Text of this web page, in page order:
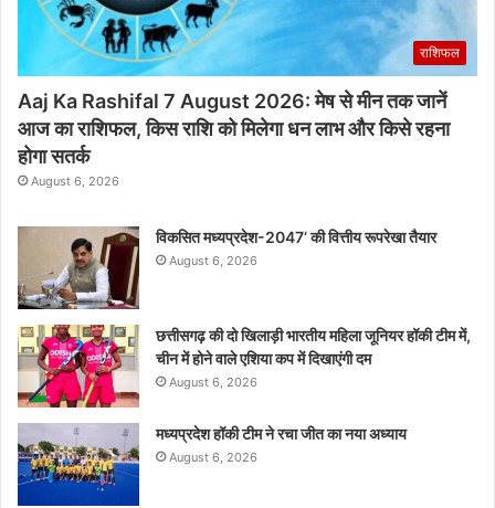
राशिफल
Aaj Ka Rashifal 7 August 2026: मेष से मीन तक जानें
आज का राशिफल, किस राशि को मिलेगा धन लाभ और किसे रहना
होगा सतर्क
August 6, 2026
विकसित मध्यप्रदेश-2047’ की वित्तीय रूपरेखा तैयार
August 6, 2026
छत्तीसगढ़ की दो खिलाड़ी भारतीय महिला जूनियर हॉकी टीम में,
चीन में होने वाले एशिया कप में दिखाएंगी दम
August 6, 2026
मध्यप्रदेश हॉकी टीम ने रचा जीत का नया अध्याय
August 6, 2026